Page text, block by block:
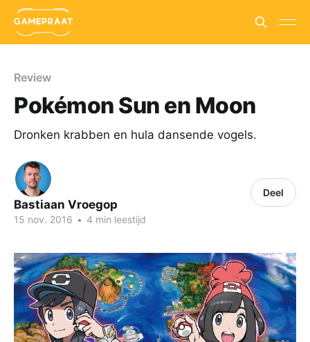
Review
Pokémon Sun en Moon
Dronken krabben en hula dansende vogels.
Bastiaan Vroegop
15 nov. 2016 • 4 min leestijd
Deel